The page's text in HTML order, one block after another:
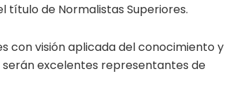
título de Normalistas Superiores.
con visión aplicada del conocimiento y
excelentes representantes de